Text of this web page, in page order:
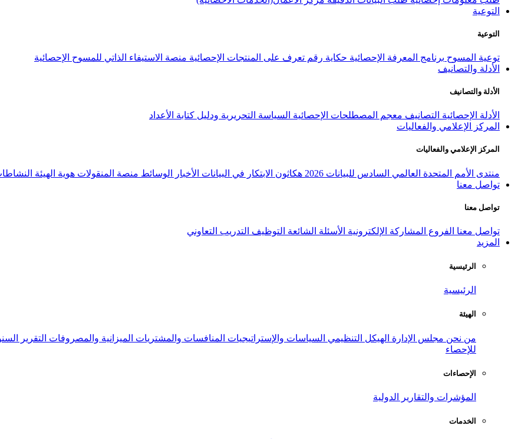
التوعية
التوعية
توعية المسوح برنامج المعرفة الإحصائية حكاية رقم تعرف على المنتجات الإحصائية منصة الاستيفاء الذاتي للمسوح الإحصائية
الأدلة والتصانيف
الأدلة والتصانيف
الأدلة الإحصائية التصانيف معجم المصطلحات الإحصائية السياسة التحريرية ودليل كتابة الأعداد
المركز الإعلامي والفعاليات
المركز الإعلامي والفعاليات
منتدى الأمم المتحدة العالمي السادس للبيانات 2026 هكاثون الابتكار في البيانات الأخبار الوسائط منصة المنقولات هوية الهيئة
تواصل معنا
تواصل معنا
تواصل معنا الفروع المشاركة الإلكترونية الأسئلة الشائعة التوظيف التدريب التعاوني
المزيد
الرئيسية
الرئيسية
الهيئة
من نحن مجلس الإدارة الهيكل التنظيمي السياسات والإستراتيجيات المنافسات والمشتريات الميزانية والمصروفات التقرير
للإحصاء
الإحصاءات
المؤشرات والتقارير الدولية
الخدمات